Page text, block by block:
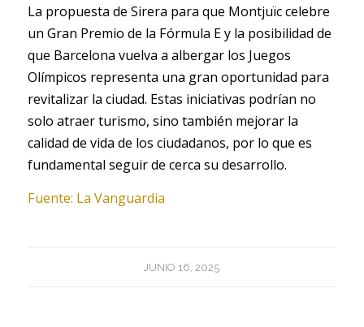
La propuesta de Sirera para que Montjuïc celebre
un Gran Premio de la Fórmula E y la posibilidad de
que Barcelona vuelva a albergar los Juegos
Olímpicos representa una gran oportunidad para
revitalizar la ciudad. Estas iniciativas podrían no
solo atraer turismo, sino también mejorar la
calidad de vida de los ciudadanos, por lo que es
fundamental seguir de cerca su desarrollo.
Fuente: La Vanguardia
JUNIO 16, 2025